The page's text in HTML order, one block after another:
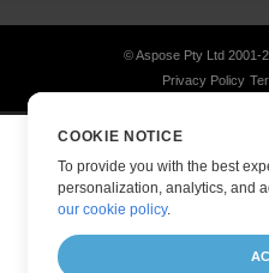
© Aspose Pty Ltd 2001-
Privacy Policy
COOKIE NOTICE
To provide you with the best
personalization, analytics, and
our cookie policy.